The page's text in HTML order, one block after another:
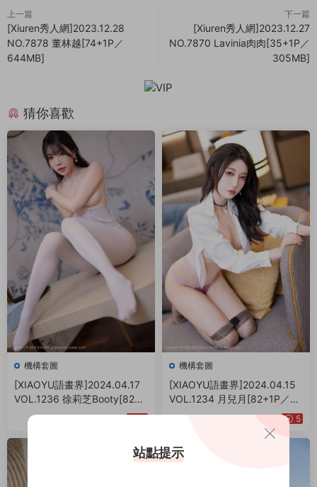
上一篇
[Xiuren秀人網]2023.12.28
NO.7878 董林越[74+1P／
644MB]
下一篇
[Xiuren秀人網]2023.12.27
NO.7870 Lavinia肉肉[35+1P／
305MB]
猜你喜歡
機構套圖
[XIAOYU語畫界]2024.04.17
VOL.1236 徐莉芝Booty[82+1
P／689MB]
機構套圖
[XIAOYU語畫界]2024.04.15
VOL.1234 月兒月[82+1P／73
6MB]
5
站點提示